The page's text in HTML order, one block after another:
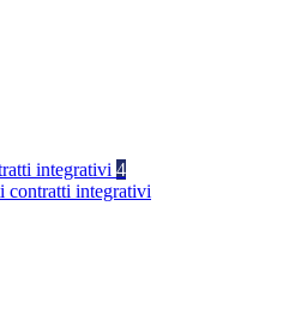
integrativi 4
contratti integrativi